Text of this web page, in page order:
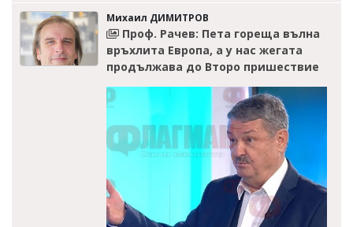
Михаил ДИМИТРОВ
Проф. Рачев: Пета гореща вълна
връхлита Европа, а у нас жегата
продължава до Второ пришествие